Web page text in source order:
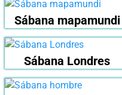
Sábana mapamundi
Sábana Londres